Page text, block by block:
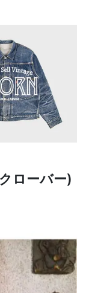
ローバー)